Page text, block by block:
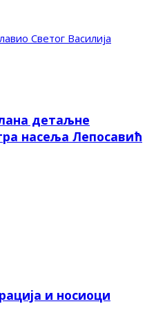
Светог Василија
детаљне
насеља Лепосавић
и носиоци